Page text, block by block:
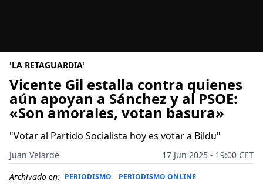
'LA RETAGUARDIA'
Vicente Gil estalla contra quienes
aún apoyan a Sánchez y al PSOE:
«Son amorales, votan basura»
"Votar al Partido Socialista hoy es votar a Bildu"
Juan Velarde
17 Jun 2025 - 19:00 CET
Archivado en: PERIODISMO PERIODISMO ONLINE